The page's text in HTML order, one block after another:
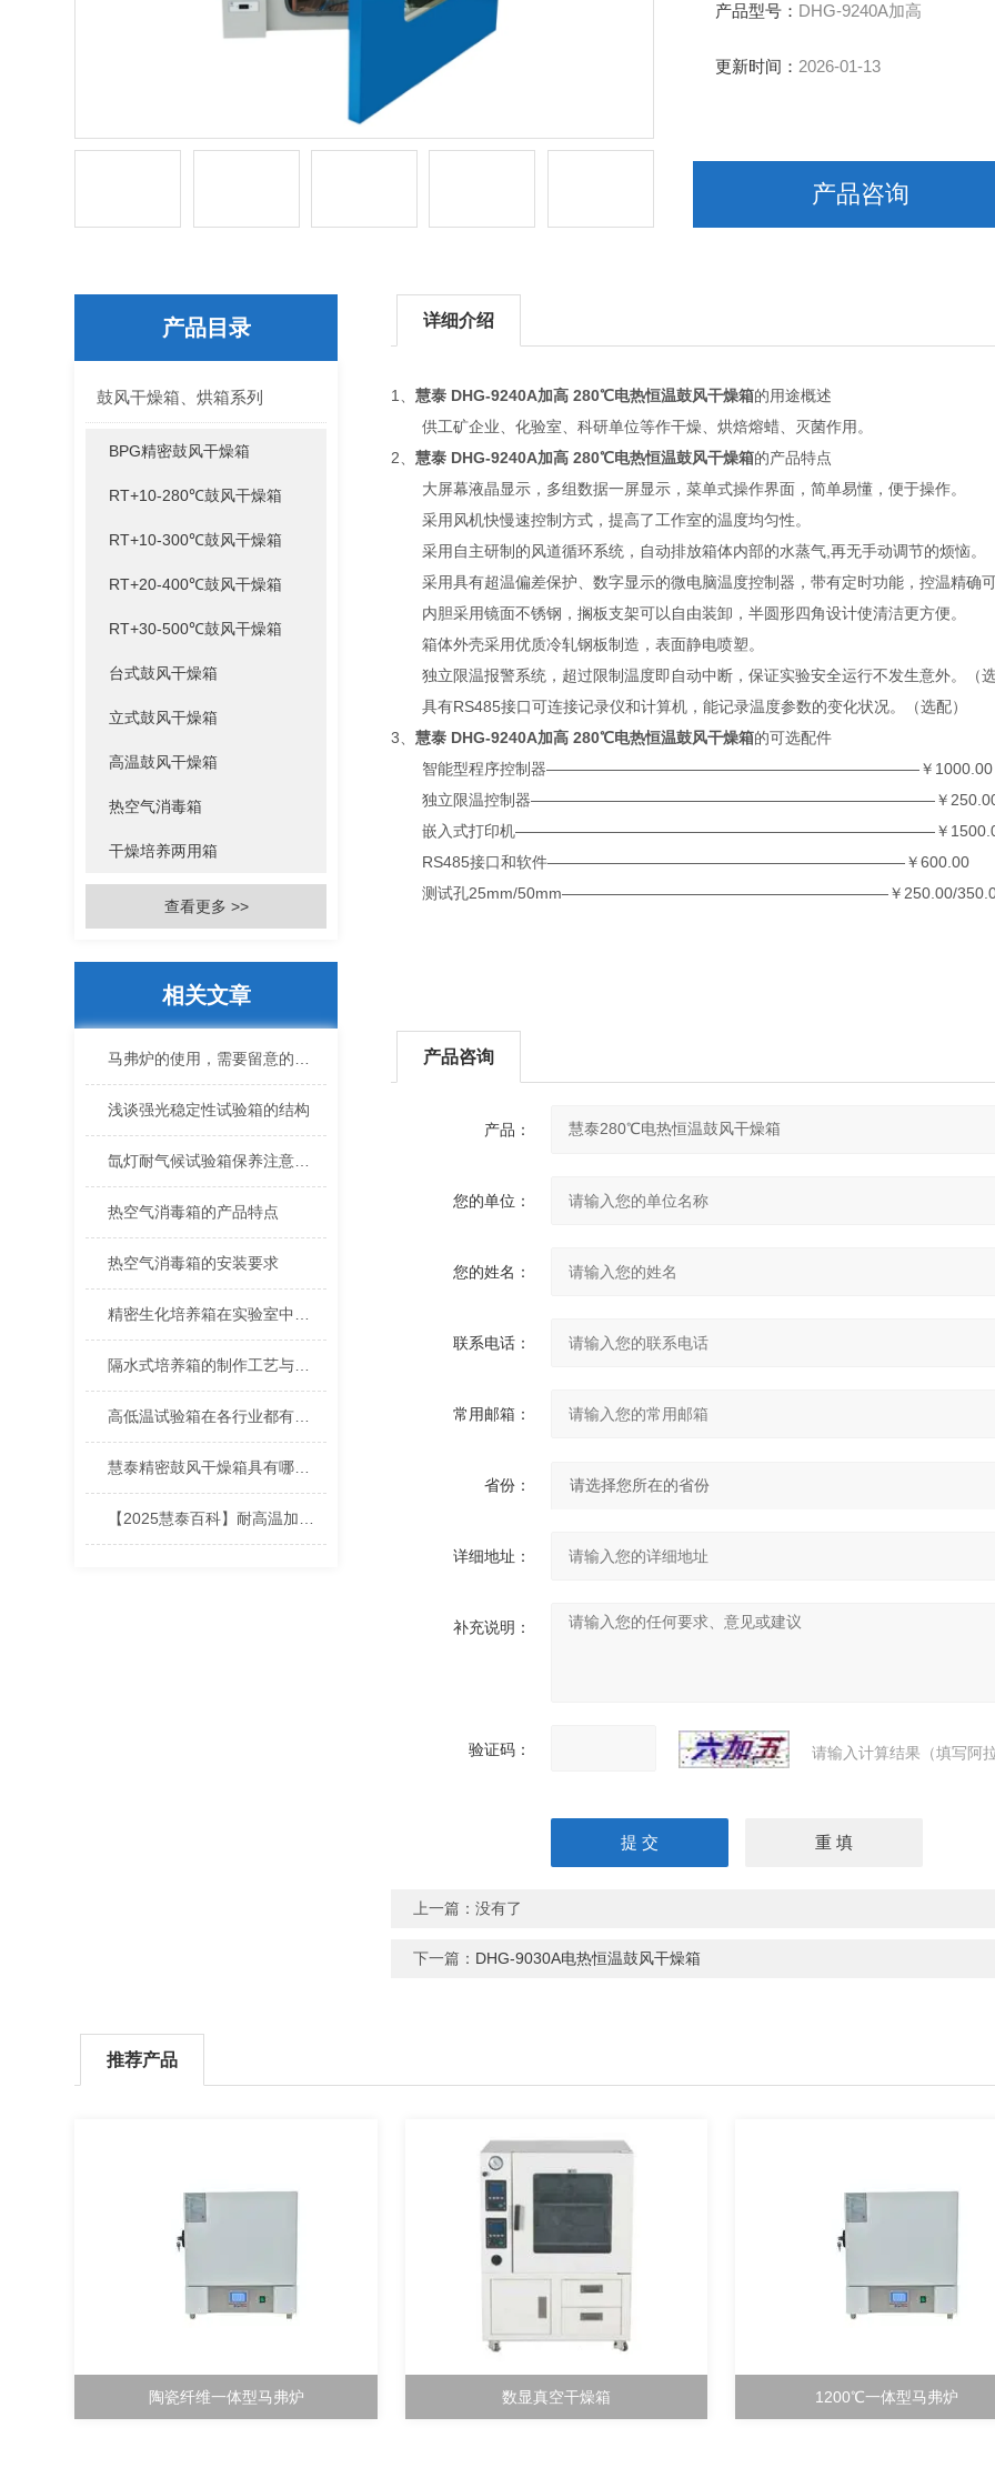
产品型号： DHG-9240A加高
更新时间： 2026-01-13
产品咨询
产品目录
鼓风干燥箱、烘箱系列
BPG精密鼓风干燥箱
RT+10-280℃鼓风干燥箱
RT+10-300℃鼓风干燥箱
RT+20-400℃鼓风干燥箱
RT+30-500℃鼓风干燥箱
台式鼓风干燥箱
立式鼓风干燥箱
高温鼓风干燥箱
热空气消毒箱
干燥培养两用箱
查看更多 >>
相关文章
浅谈强光稳定性试验箱的结构
热空气消毒箱的产品特点
热空气消毒箱的安装要求
详细介绍
1、 慧泰 DHG-9240A加高 280℃电热恒温鼓风干燥箱的用途概述
供工矿企业、化验室、科研单位等作干燥、烘焙熔蜡、灭菌作用。
2、 慧泰 DHG-9240A加高 280℃电热恒温鼓风干燥箱的产品特点
大屏幕液晶显示，多组数据一屏显示，菜单式操作界面，简单易懂，便于操作。
采用风机快慢速控制方式，提高了工作室的温度均匀性。
采用自主研制的风道循环系统，自动排放箱体内部的水蒸气,再无手动调节的烦恼。
采用具有超温偏差保护、数字显示的微电脑温度控制器，带有定时功能，控温精确可
内胆采用镜面不锈钢，搁板支架可以自由装卸，半圆形四角设计使清洁更方便。
箱体外壳采用优质冷轧钢板制造，表面静电喷塑。
独立限温报警系统，超过限制温度即自动中断，保证实验安全运行不发生意外。（选
具有RS485接口可连接记录仪和计算机，能记录温度参数的变化状况。（选配）
3、 慧泰 DHG-9240A加高 280℃电热恒温鼓风干燥箱的可选配件
智能型程序控制器————————————————————————￥1000.00
独立限温控制器——————————————————————————￥
嵌入式打印机———————————————————————————￥
RS485接口和软件———————————————————————￥600.00
测试孔25mm/50mm—————————————————————￥250.00/
产品咨询
产品：
您的单位：
您的姓名：
联系电话：
常用邮箱：
省份：
详细地址：
补充说明：
验证码： 请输入计算结果（填写阿
上一篇：没有了
下一篇： DHG-9030A电热恒温鼓风干燥箱
推荐产品
陶瓷纤维一体型马弗炉 数显真空干燥箱 1200℃一体型马弗炉